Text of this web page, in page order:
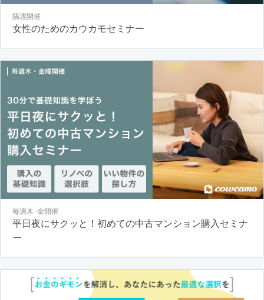
隔週開催
女性のためのカウカモセミナー
毎週木･金開催
平日夜にサクッと！初めての中古マンション購入セミナ
ー